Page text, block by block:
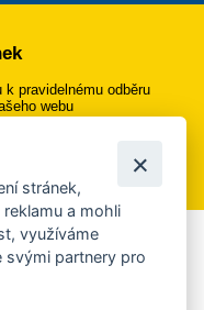
pravidelnému odběru
webu
rozhlas
mailu upozornění na
stránek,
a mohli
využíváme
svými partnery pro